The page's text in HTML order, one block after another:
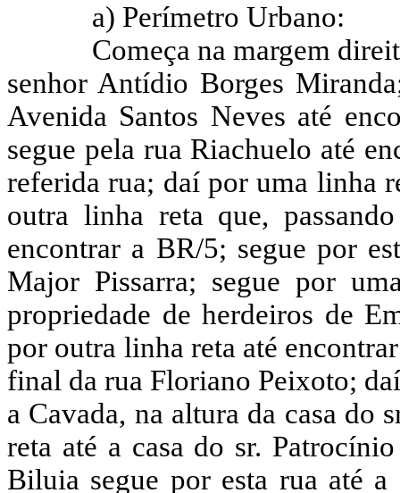
a) Perímetro Urbano:
Começa na margem
senhor Antídio Borges
Avenida Santos Neves até
segue pela rua Riachuelo até
referida rua; daí por uma linha
outra linha reta que,
encontrar a BR/5; segue por
Major Pissarra; segue por
propriedade de herdeiros de
por outra linha reta até
final darua Floriano Peixoto;
a Cavada, na altura da casa do
reta até a casa do sr.
Biluia segue por esta rua até